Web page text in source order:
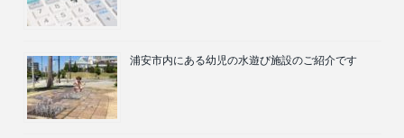
浦安市内にある幼児の水遊び施設のご紹介です